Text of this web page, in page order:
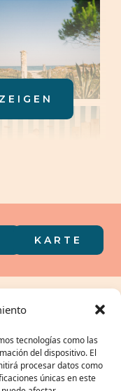
tecnologías como las
del dispositivo. El
procesar datos como
únicas en este
KARTE